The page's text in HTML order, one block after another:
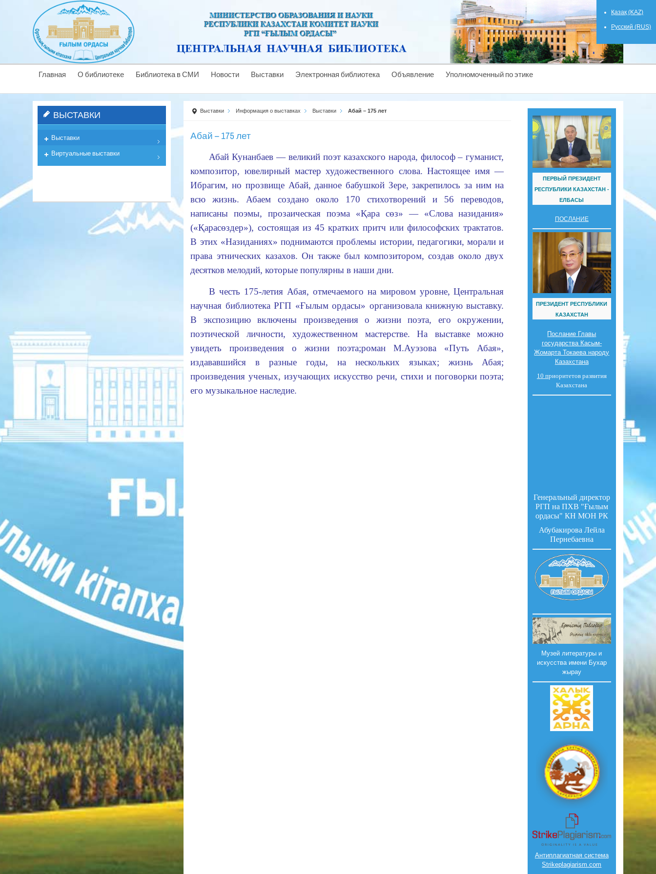
Қазақ (KAZ)
Русский (RUS)
Главная О библиотеке Библиотека в СМИ Новости Выставки Электронная библиотека Объявление Уполномоченный по этике
Выставки Информация о выставках Выставки Абай – 175 лет
Абай – 175 лет
Абай Кунанбаев — великий поэт казахского народа, философ – гуманист,
композитор, ювелирный мастер художественного слова. Настоящее имя —
Ибрагим, но прозвище Абай, данное бабушкой Зере, закрепилось за ним на
всю жизнь. Абаем создано около 170 стихотворений и 56 переводов,
написаны поэмы, прозаическая поэма «Қара сөз» — «Слова назидания»
(«Қарасөздер»), состоящая из 45 кратких притч или философских трактатов.
В этих «Назиданиях» поднимаются проблемы истории, педагогики, морали и
права этнических казахов. Он также был композитором, создав около двух
десятков мелодий, которые популярны в наши дни.
В честь 175-летия Абая, отмечаемого на мировом уровне, Центральная
научная библиотека РГП «Ғылым ордасы» организовала книжную выставку.
В экспозицию включены произведения о жизни поэта, его окружении,
поэтической личности, художественном мастерстве. На выставке можно
увидеть произведения о жизни поэта;роман М.Ауэзова «Путь Абая»,
издававшийся в разные годы, на нескольких языках; жизнь Абая;
произведения ученых, изучающих искусство речи, стихи и поговорки поэта;
его музыкальное наследие.
ПЕРВЫЙ ПРЕЗИДЕНТ
РЕСПУБЛИКИ КАЗАХСТАН -
ЕЛБАСЫ
ПОСЛАНИЕ
ПРЕЗИДЕНТ РЕСПУБЛИКИ
КАЗАХСТАН
Послание Главы
государства Касым-
Жомарта Токаева народу
Казахстана
10 приоритетов развития
Казахстана
Генеральный директор
РГП на ПХВ "Ғылым
ордасы" КН МОН РК
Абубакирова Лейла
Пернебаевна
Музей литературы и
искусства имени Бухар
жырау
Антиплагиатная система
Strikeplagiarism.com
ВЫСТАВКИ
Выставки
Виртуальные выставки